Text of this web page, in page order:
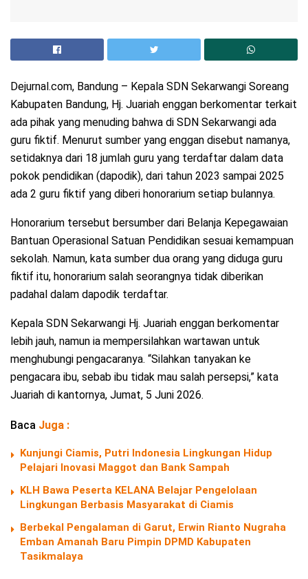
Dejurnal.com, Bandung – Kepala SDN Sekarwangi Soreang
Kabupaten Bandung, Hj. Juariah enggan berkomentar terkait
ada pihak yang menuding bahwa di SDN Sekarwangi ada
guru fiktif. Menurut sumber yang enggan disebut namanya,
setidaknya dari 18 jumlah guru yang terdaftar dalam data
pokok pendidikan (dapodik), dari tahun 2023 sampai 2025
ada 2 guru fiktif yang diberi honorarium setiap bulannya.
Honorarium tersebut bersumber dari Belanja Kepegawaian
Bantuan Operasional Satuan Pendidikan sesuai kemampuan
sekolah. Namun, kata sumber dua orang yang diduga guru
fiktif itu, honorarium salah seorangnya tidak diberikan
padahal dalam dapodik terdaftar.
Kepala SDN Sekarwangi Hj. Juariah enggan berkomentar
lebih jauh, namun ia mempersilahkan wartawan untuk
menghubungi pengacaranya. “Silahkan tanyakan ke
pengacara ibu, sebab ibu tidak mau salah persepsi,” kata
Juariah di kantornya, Jumat, 5 Juni 2026.
Baca Juga :
Kunjungi Ciamis, Putri Indonesia Lingkungan Hidup
Pelajari Inovasi Maggot dan Bank Sampah
KLH Bawa Peserta KELANA Belajar Pengelolaan
Lingkungan Berbasis Masyarakat di Ciamis
Berbekal Pengalaman di Garut, Erwin Rianto Nugraha
Emban Amanah Baru Pimpin DPMD Kabupaten
Tasikmalaya